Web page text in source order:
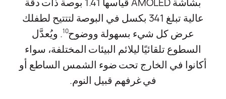
عالية تبلغ 341 بكسل في البوصة لتتتيح لطفلك
عرض كل شيء بسهولة ووضوح10. ويُعدَّل
السطوع تلقائيًا ليلائم البيئات المختلفة، سواء
أكانوا في الخارج تحت ضوء الشمس الساطع أو
في غرفهم قبيل النوم.